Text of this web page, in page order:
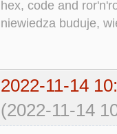
hex, code and
niewiedza buduje,
2022-11-14
(2022-11-14